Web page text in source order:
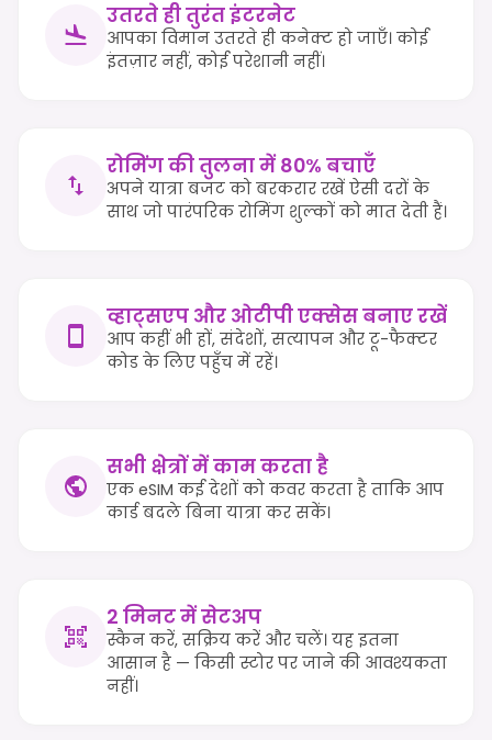
उतरते ही तुरंत इंटरनेट
आपका विमान उतरते ही कनेक्ट हो जाएँ। कोई
इंतज़ार नहीं, कोई परेशानी नहीं।
रोमिंग की तुलना में 80% बचाएँ
अपने यात्रा बजट को बरकरार रखें ऐसी दरों के
साथ जो पारंपरिक रोमिंग शुल्कों को मात देती हैं।
व्हाट्सएप और ओटीपी एक्सेस बनाए रखें
आप कहीं भी हों, संदेशों, सत्यापन और टू-फैक्टर
कोड के लिए पहुँच में रहें।
सभी क्षेत्रों में काम करता है
एक eSIM कई देशों को कवर करता है ताकि आप
कार्ड बदले बिना यात्रा कर सकें।
2 मिनट में सेटअप
स्कैन करें, सक्रिय करें और चलें। यह इतना
आसान है — किसी स्टोर पर जाने की आवश्यकता
नहीं।